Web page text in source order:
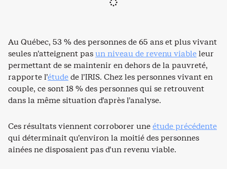
Au Québec, 53 % des personnes de 65 ans et plus vivant
seules n’atteignent pasun niveau de revenu viableleur
permettant de se maintenir en dehors de la pauvreté,
rapporte l’étudede l’IRIS. Chez les personnes vivant en
couple, ce sont 18 % des personnes qui se retrouvent
dans la même situation d’après l’analyse.
Ces résultats viennent corroborer uneétude précédente
qui déterminait qu’environ la moitié des personnes
ainées ne disposaient pas d’un revenu viable.